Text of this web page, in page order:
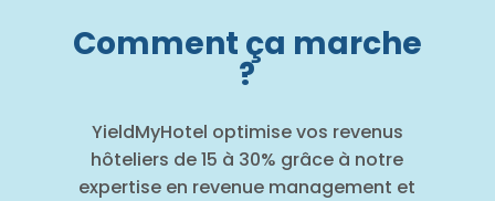
Comment ça marche
?
YieldMyHotel optimise vos revenus
hôteliers de 15 à 30% grâce à notre
expertise en revenue management et